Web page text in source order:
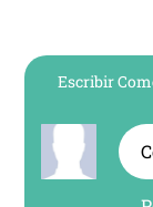
Escribir